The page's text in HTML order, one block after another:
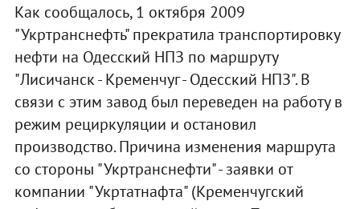
Как сообщалось, 1 октября 2009
"Укртранснефть" прекратила транспортировку
нефти на Одесский НПЗ по маршруту
"Лисичанск - Кременчуг - Одесский НПЗ". В
связи с этим завод был переведен на работу в
режим рециркуляции и остановил
производство. Причина изменения маршрута
со стороны "Укртранснефти" - заявки от
компании "Укртатнафта" (Кременчугский